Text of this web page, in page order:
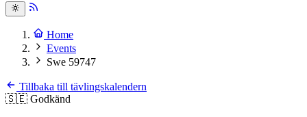
Home
Events
Swe 59747
Tillbaka till tävlingskalendern
🇸🇪 Godkänd